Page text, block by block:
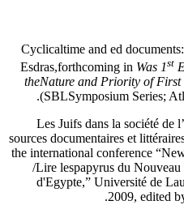
Cyclicaltime and ed
Esdras,forthcoming in Was 1st
theNature and Priority of First
(SBLSymposium Series;
Les Juifs dans la société de
sources documentaires et
the international conference
/Lire lespapyrus du Nouveau
d'Egypte,” Université de
2009, edited